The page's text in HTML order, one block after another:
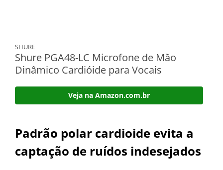
SHURE
Shure PGA48-LC Microfone de Mão
Dinâmico Cardióide para Vocais
Veja na Amazon.com.br
Padrão polar cardioide evita a
captação de ruídos indesejados